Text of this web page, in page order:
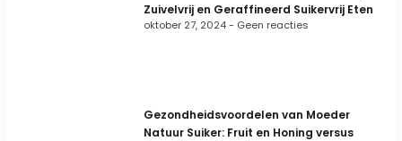
Zuivelvrij en Geraffineerd Suikervrij Eten
oktober 27, 2024 Geen reacties
Gezondheidsvoordelen van Moeder
Natuur Suiker: Fruit en Honing versus